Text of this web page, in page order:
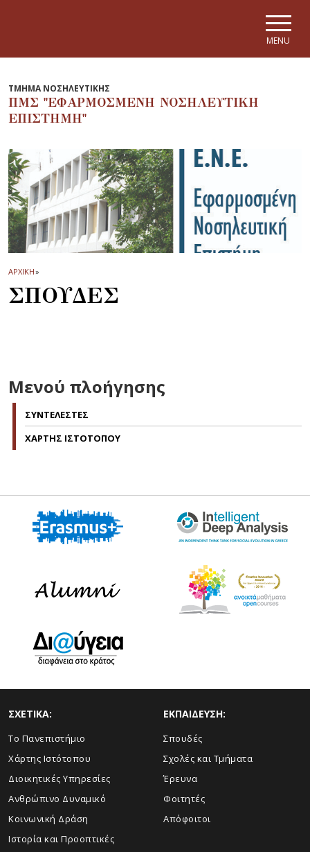
MENU
ΤΜΗΜΑ ΝΟΣΗΛΕΥΤΙΚΗΣ
ΠΜΣ "ΕΦΑΡΜΟΣΜΕΝΗ ΝΟΣΗΛΕΥΤΙΚΗ
ΕΠΙΣΤΗΜΗ"
ΑΡΧΙΚΗ»
ΣΠΟΥΔΕΣ
Μενού πλοήγησης
ΣΥΝΤΕΛΕΣΤΕΣ
ΧΑΡΤΗΣ ΙΣΤΟΤΟΠΟΥ
ΣΧΕΤΙΚΑ:
Το Πανεπιστήμιο
Χάρτης Ιστότοπου
Διοικητικές Υπηρεσίες
Ανθρώπινο Δυναμικό
Κοινωνική Δράση
Ιστορία και Προοπτικές
ΕΚΠΑΙΔΕΥΣΗ:
Σπουδές
Σχολές και Τμήματα
Έρευνα
Φοιτητές
Απόφοιτοι